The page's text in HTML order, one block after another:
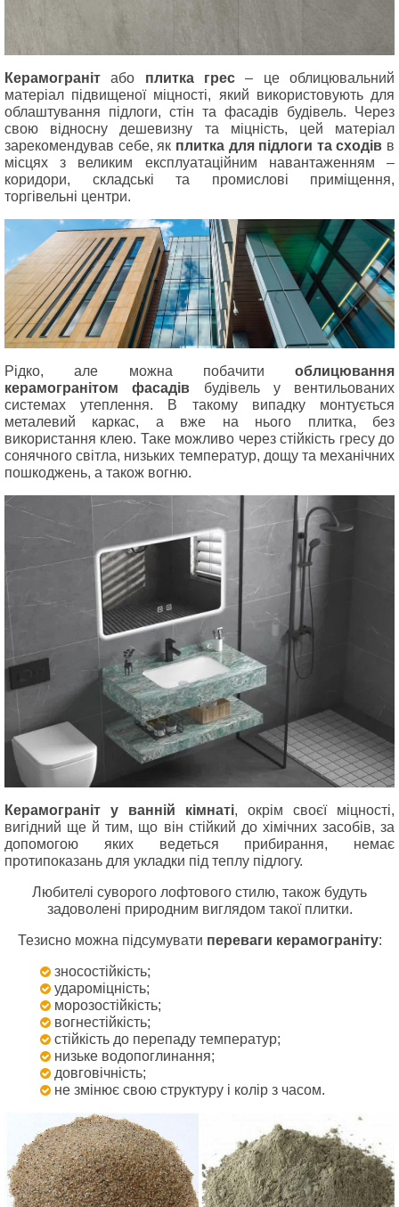
Керамограніт або плитка грес – це облицювальний
матеріал підвищеної міцності, який використовують для
облаштування підлоги, стін та фасадів будівель. Через
свою відносну дешевизну та міцність, цей матеріал
зарекомендував себе, як плитка для підлоги та сходів в
місцях з великим експлуатаційним навантаженням –
коридори, складські та промислові приміщення,
торгівельні центри.
Рідко, але можна побачити облицювання
керамогранітом фасадів будівель у вентильованих
системах утеплення. В такому випадку монтується
металевий каркас, а вже на нього плитка, без
використання клею. Таке можливо через стійкість гресу до
сонячного світла, низьких температур, дощу та механічних
пошкоджень, а також вогню.
Керамограніт у ванній кімнаті, окрім своєї міцності,
вигідний ще й тим, що він стійкий до хімічних засобів, за
допомогою яких ведеться прибирання, немає
протипоказань для укладки під теплу підлогу.
Любителі суворого лофтового стилю, також будуть
задоволені природним виглядом такої плитки.
Тезисно можна підсумувати переваги керамограніту:
зносостійкість;
удароміцність;
морозостійкість;
вогнестійкість;
стійкість до перепаду температур;
низьке водопоглинання;
довговічність;
не змінює свою структуру і колір з часом.